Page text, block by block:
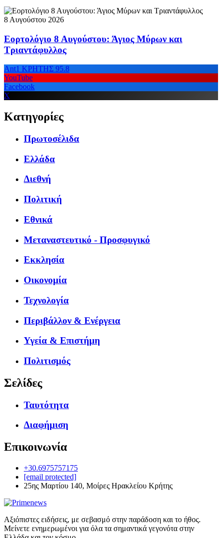
8 Αυγούστου 2026
Εορτολόγιο 8 Αυγούστου: Άγιος Μύρων και
Τριαντάφυλλος
Ant1 ΚΡΗΤΗΣ 95.8
YouTube
Facebook
X
Κατηγορίες
Πρωτοσέλιδα
Ελλάδα
Διεθνή
Πολιτική
Εθνικά
Μεταναστευτικό - Προσφυγικό
Εκκλησία
Οικονομία
Τεχνολογία
Περιβάλλον & Ενέργεια
Υγεία & Επιστήμη
Πολιτισμός
Σελίδες
Ταυτότητα
Διαφήμιση
Επικοινωνία
+30.6975757175
[email protected]
25ης Μαρτίου 140, Μοίρες Ηρακλείου Κρήτης
Αξιόπιστες ειδήσεις, με σεβασμό στην παράδοση και το ήθος.
Μείνετε ενημερωμένοι για όλα τα σημαντικά γεγονότα στην